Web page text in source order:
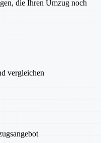
die Ihren Umzug noch
vergleichen